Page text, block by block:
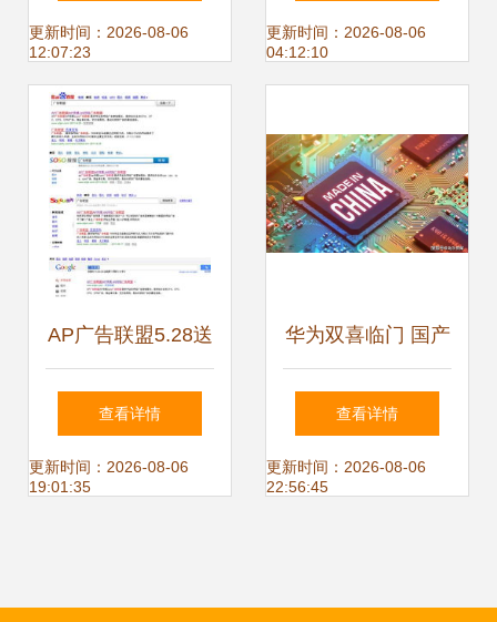
作模式与市场机遇
更新时间：2026-08-06
12:07:23
真的能减少吗？我
联盟回应
更新时间：2026-08-06
04:12:10
AP广告联盟5.28送
钱狂欢开启，好运
连连引爆耶盟新篇
查看详情
更新时间：2026-08-06
19:01:35
华为双喜临门 国产
巨头全力支持，芯
片困局迎刃而解
查看详情
更新时间：2026-08-06
22:56:45